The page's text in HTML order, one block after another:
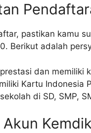
pastikan kamu
Berikut adalah
dan memiliki
Kartu Indonesia
di SD, SMP,